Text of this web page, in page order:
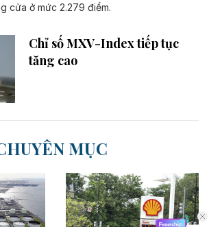
cửa ở mức 2.279 điểm.
Chỉ số MXV-Index tiếp tục
tăng cao
MỤC